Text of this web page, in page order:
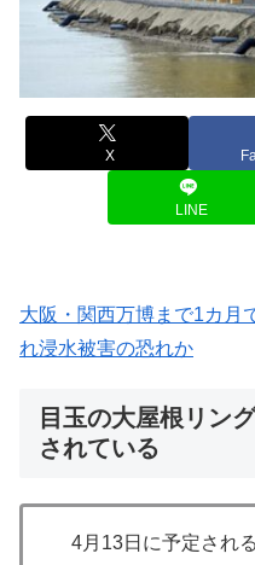
X
LINE
大阪・関西万博まで1カ月
れ浸水被害の恐れか
目玉の大屋根リン
されている
4月13日に予定され